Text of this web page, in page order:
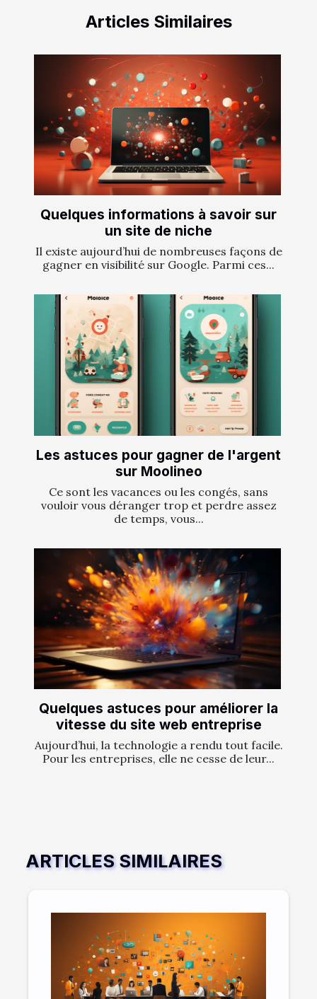
Articles Similaires
Quelques informations à savoir sur
un site de niche
Il existe aujourd’hui de nombreuses façons de
gagner en visibilité sur Google. Parmi ces...
Les astuces pour gagner de l'argent
sur Moolineo
Ce sont les vacances ou les congés, sans
vouloir vous déranger trop et perdre assez
de temps, vous...
Quelques astuces pour améliorer la
vitesse du site web entreprise
Aujourd’hui, la technologie a rendu tout facile.
Pour les entreprises, elle ne cesse de leur...
ARTICLES SIMILAIRES